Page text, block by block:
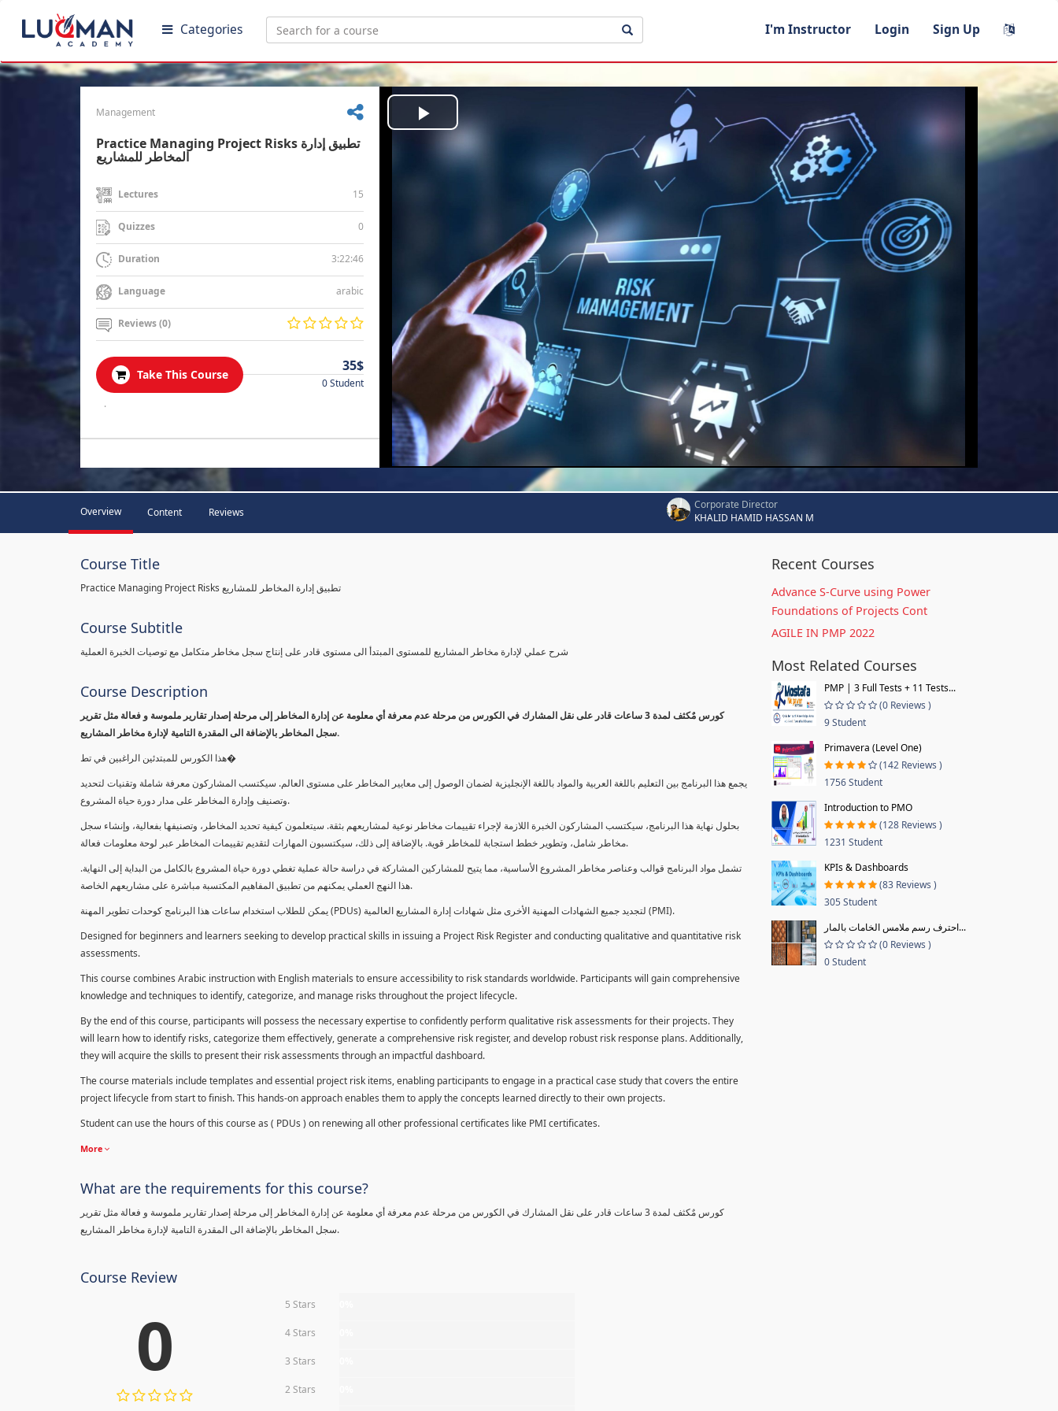
Categories I'm Instructor Login Sign Up
Management
Practice Managing Project Risks تطبيق إدارة
المخاطر للمشاريع
Lectures 15
Quizzes 0
Duration 3:22:46
Language arabic
Reviews (0)
Take This Course
35$
0 Student
.
Play
Video
Overview Content Reviews
Corporate Director
KHALID HAMID HASSAN M
Course Title
Practice Managing Project Risks تطبيق إدارة المخاطر للمشاريع
Course Subtitle
شرح عملي لإدارة مخاطر المشاريع للمستوى المبتدأ الى مستوى قادر على إنتاج سجل مخاطر متكامل مع توصيات الخبرة العملية
Course Description
كورس مٌكثف لمدة 3 ساعات قادر على نقل المشارك في الكورس من مرحلة عدم معرفة أي معلومة عن إدارة المخاطر إلى مرحلة إصدار تقارير ملموسة و فعالة مثل تقرير
سجل المخاطر بالإضافة الى المقدرة التامية لإدارة مخاطر المشاريع.
هذا الكورس للمبتدئين الراغبين في تط�
يجمع هذا البرنامج بين التعليم باللغة العربية والمواد باللغة الإنجليزية لضمان الوصول إلى معايير المخاطر على مستوى العالم. سيكتسب المشاركون معرفة شاملة وتقنيات لتحديد
وتصنيف وإدارة المخاطر على مدار دورة حياة المشروع.
بحلول نهاية هذا البرنامج، سيكتسب المشاركون الخبرة اللازمة لإجراء تقييمات مخاطر نوعية لمشاريعهم بثقة. سيتعلمون كيفية تحديد المخاطر، وتصنيفها بفعالية، وإنشاء سجل
مخاطر شامل، وتطوير خطط استجابة للمخاطر قوية. بالإضافة إلى ذلك، سيكتسبون المهارات لتقديم تقييمات المخاطر عبر لوحة معلومات فعالة.
تشمل مواد البرنامج قوالب وعناصر مخاطر المشروع الأساسية، مما يتيح للمشاركين المشاركة في دراسة حالة عملية تغطي دورة حياة المشروع بالكامل من البداية إلى النهاية.
هذا النهج العملي يمكنهم من تطبيق المفاهيم المكتسبة مباشرة على مشاريعهم الخاصة.
يمكن للطلاب استخدام ساعات هذا البرنامج كوحدات تطوير المهنة (PDUs) لتجديد جميع الشهادات المهنية الأخرى مثل شهادات إدارة المشاريع العالمية (PMI).
Designed for beginners and learners seeking to develop practical skills in issuing a Project Risk Register and conducting qualitative and quantitative risk
assessments.
This course combines Arabic instruction with English materials to ensure accessibility to risk standards worldwide. Participants will gain comprehensive
knowledge and techniques to identify, categorize, and manage risks throughout the project lifecycle.
By the end of this course, participants will possess the necessary expertise to confidently perform qualitative risk assessments for their projects. They
will learn how to identify risks, categorize them effectively, generate a comprehensive risk register, and develop robust risk response plans. Additionally,
they will acquire the skills to present their risk assessments through an impactful dashboard.
The course materials include templates and essential project risk items, enabling participants to engage in a practical case study that covers the entire
project lifecycle from start to finish. This hands-on approach enables them to apply the concepts learned directly to their own projects.
Student can use the hours of this course as ( PDUs ) on renewing all other professional certificates like PMI certificates.
More
What are the requirements for this course?
كورس مٌكثف لمدة 3 ساعات قادر على نقل المشارك في الكورس من مرحلة عدم معرفة أي معلومة عن إدارة المخاطر إلى مرحلة إصدار تقارير ملموسة و فعالة مثل تقرير
سجل المخاطر بالإضافة الى المقدرة التامية لإدارة مخاطر المشاريع.
Course Review
0 5 Stars
4 Stars
3 Stars
2 Stars
Recent Courses
Advance S-Curve using Power
Foundations of Projects Cont
AGILE IN PMP 2022
Most Related Courses
PMP | 3 Full Tests + 11 Tests...
(0 Reviews )
9 Student
Primavera (Level One)
(142 Reviews )
1756 Student
Introduction to PMO
(128 Reviews )
1231 Student
KPIs & Dashboards
(83 Reviews )
305 Student
احترف رسم ملامس الخامات بالمار...
(0 Reviews )
0 Student